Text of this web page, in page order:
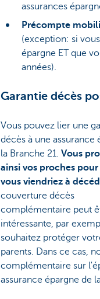
assurances
Précompte
(exception: si
épargne ET que
années).
Garantie décès
Vous pouvez lier une
décès à une assurance
la Branche 21. Vous
ainsi vos proches
vous viendriez à
couverture décès
complémentaire peut
intéressante, par
souhaitez protéger
parents. Dans ce cas,
complémentaire sur
assurance épargne de